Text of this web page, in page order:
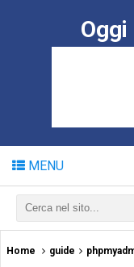
MENU
Home guide